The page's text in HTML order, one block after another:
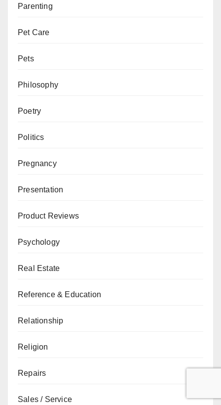
Parenting
Pet Care
Pets
Philosophy
Poetry
Politics
Pregnancy
Presentation
Product Reviews
Psychology
Real Estate
Reference & Education
Relationship
Religion
Repairs
Sales / Service